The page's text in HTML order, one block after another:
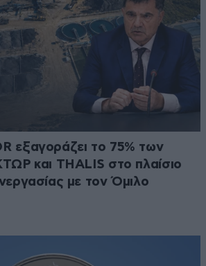
εξαγοράζει το 75% των
και THALIS στο πλαίσιο
με τον Όμιλο